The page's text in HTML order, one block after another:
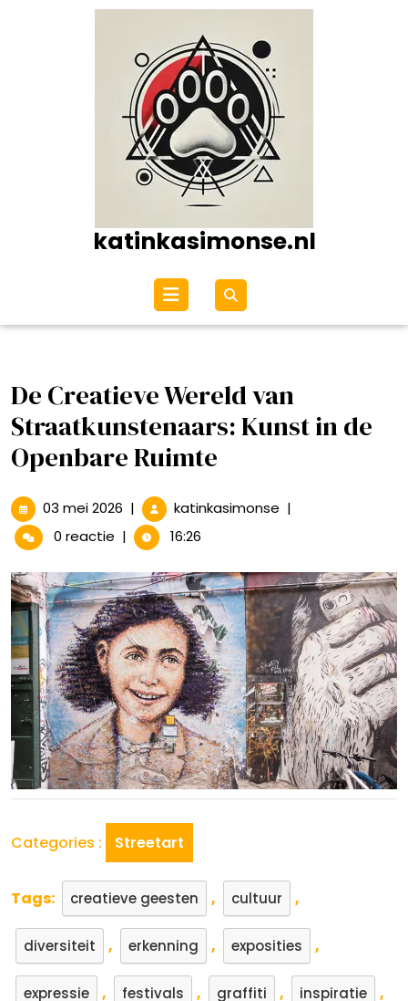
katinkasimonse.nl
Open
menu
De Creatieve Wereld van
Straatkunstenaars: Kunst in de
Openbare Ruimte
03 mei 2026 03
mei
2026
| katinkasimonse De
Straatkunstenaars:
Kunst
in
de
Openbare
Ruimte
|
0 reactie | 16:26
Categories : Streetart
Tags: creatieve geesten , cultuur ,
diversiteit , erkenning , exposities ,
expressie , festivals , graffiti , inspiratie ,